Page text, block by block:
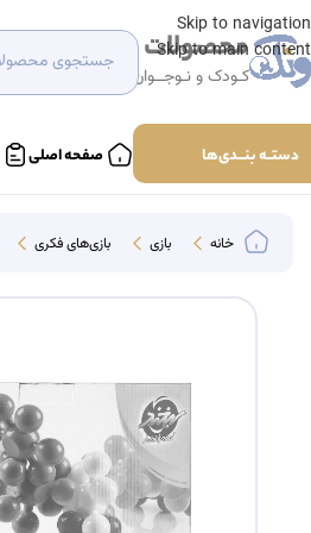
Skip to navigation
Skip to main content
محصولات
کـودک و نـوجــوان
دستــه بنـــدی‌ها صفحه اصلی
خانه بازی بازی‌های فکری